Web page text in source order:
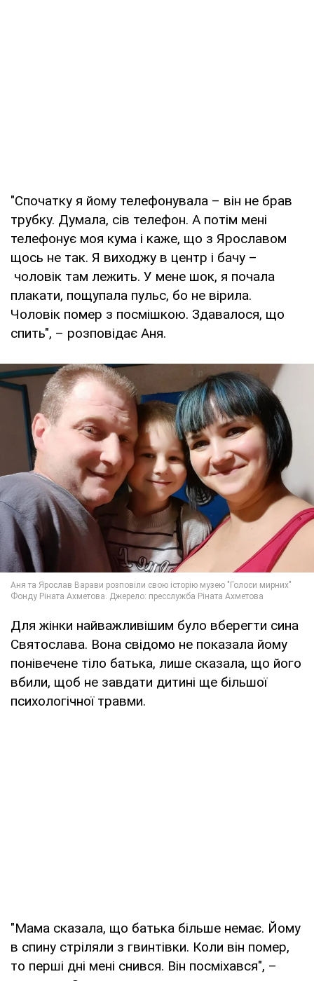
"Спочатку я йому телефонувала – він не брав
трубку. Думала, сів телефон. А потім мені
телефонує моя кума і каже, що з Ярославом
щось не так. Я виходжу в центр і бачу –
чоловік там лежить. У мене шок, я почала
плакати, пощупала пульс, бо не вірила.
Чоловік помер з посмішкою. Здавалося, що
спить", – розповідає Аня.
Для жінки найважливішим було вберегти сина
Святослава. Вона свідомо не показала йому
понівечене тіло батька, лише сказала, що його
вбили, щоб не завдати дитині ще більшої
психологічної травми.
"Мама сказала, що батька більше немає. Йому
в спину стріляли з гвинтівки. Коли він помер,
то перші дні мені снився. Він посміхався", –